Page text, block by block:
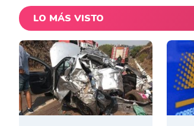
LO MÁS VISTO